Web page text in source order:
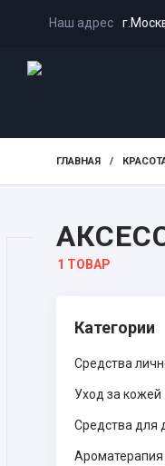
Наш адрес
ГЛАВНАЯ /
1 ТОВАР
Категории
Средства
Уход за кожей
Средства для
Ароматерапия